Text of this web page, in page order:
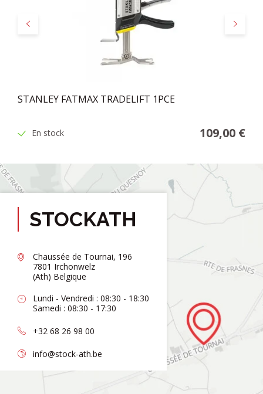
Précédent Suivant
STANLEY FATMAX TRADELIFT 1PCE
En stock 109,00 €
STOCKATH
Chaussée de Tournai, 196
7801 Irchonwelz
(Ath) Belgique
Lundi - Vendredi : 08:30 - 18:30
Samedi : 08:30 - 17:30
+32 68 26 98 00
info@stock-ath.be